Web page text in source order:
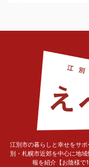
江別市の暮らしと幸せをサ
別・札幌市近郊を中心に地
報を紹介【お陰様で